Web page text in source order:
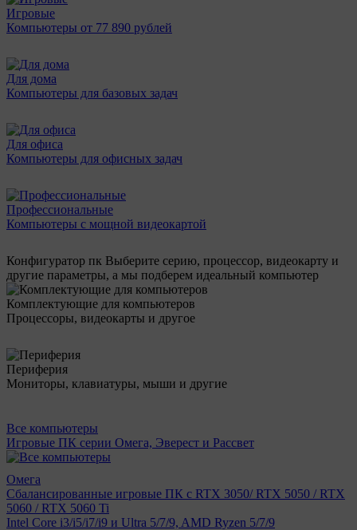
Игровые
Компьютеры от 77 890 рублей
Для дома
Компьютеры для базовых задач
Для офиса
Компьютеры для офисных задач
Профессиональные
Компьютеры с мощной видеокартой
Конфигуратор пк Выберите серию, процессор, видеокарту и
другие параметры, а мы подберем идеальный компьютер
Комплектующие для компьютеров
Процессоры, видеокарты и другое
Периферия
Мониторы, клавиатуры, мыши и другие
Все компьютеры
Игровые ПК серии Омега, Эверест и Рассвет
Омега
Сбалансированные игровые ПК с RTX 3050/ RTX 5050 / RTX
5060 / RTX 5060 Ti
Intel Core i3/i5/i7/i9 и Ultra 5/7/9, AMD Ryzen 5/7/9